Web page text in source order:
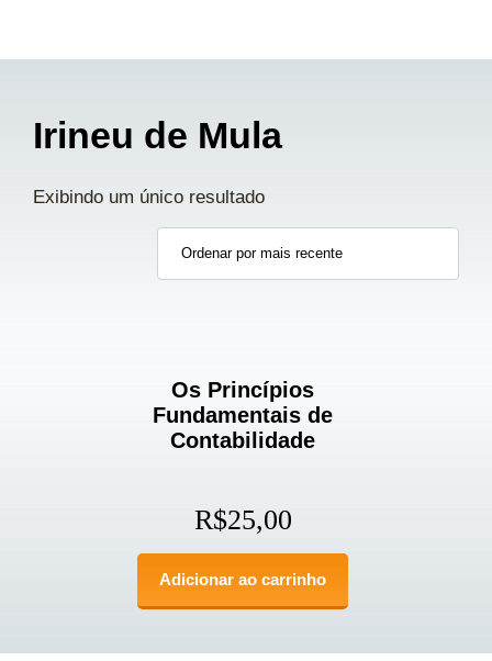
Irineu de Mula
Exibindo um único resultado
Os Princípios
Fundamentais de
Contabilidade
R$25,00
Adicionar ao carrinho